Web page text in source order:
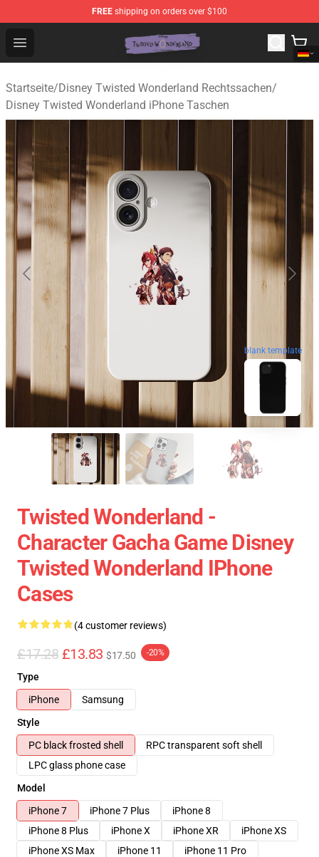
FREE shipping on orders over $100
Open menu
Twisted Wonderland Store - Official Twisted
Startseite/Disney Twisted Wonderland Rechtssachen/
Disney Twisted Wonderland iPhone Taschen
blank template
Twisted Wonderland -
Character Gacha Game Disney
Twisted Wonderland IPhone
Cases
(4 customer reviews)
£17.28 £13.83 $17.50 -20%
Type
iPhone
Samsung
Style
PC black frosted shell
RPC transparent soft shell
LPC glass phone case
Model
iPhone 7
iPhone 7 Plus
iPhone 8
iPhone 8 Plus
iPhone X iPhone XR
iPhone XS
iPhone XS Max
iPhone 11
iPhone 11 Pro